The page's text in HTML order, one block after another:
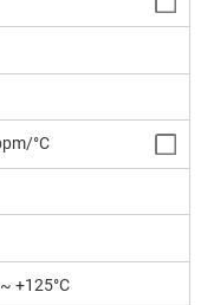
°C
+125°C